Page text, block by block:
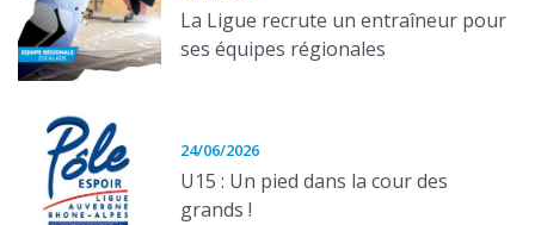
La Ligue recrute un entraîneur pour
ses équipes régionales
24/06/2026
U15 : Un pied dans la cour des
grands !